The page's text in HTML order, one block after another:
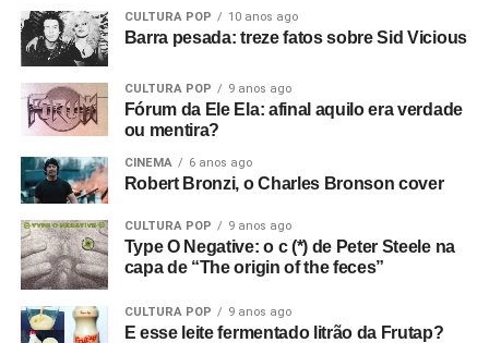
CULTURA POP 10 anos ago
Barra pesada: treze fatos sobre Sid Vicious
CULTURA POP 9 anos ago
Fórum da Ele Ela: afinal aquilo era verdade
ou mentira?
CINEMA 6 anos ago
Robert Bronzi, o Charles Bronson cover
CULTURA POP 9 anos ago
Type O Negative: o c (*) de Peter Steele na
capa de “The origin of the feces”
CULTURA POP 9 anos ago
E esse leite fermentado litrão da Frutap?